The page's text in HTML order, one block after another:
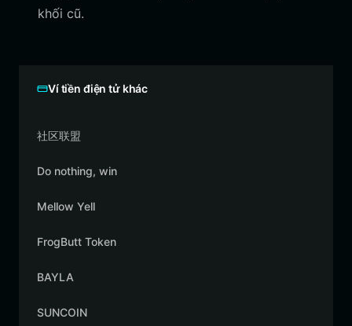
khối cũ.
Ví tiền điện tử khác
社区联盟
Do nothing, win
Mellow Yell
FrogButt Token
BAYLA
SUNCOIN